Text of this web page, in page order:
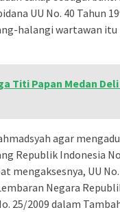
UU No. 40 Tahun
halangi wartawan itu
Titi Papan Medan
agar
Republik Indonesia
mengaksesnya, UU
Negara
25/2009 dalam